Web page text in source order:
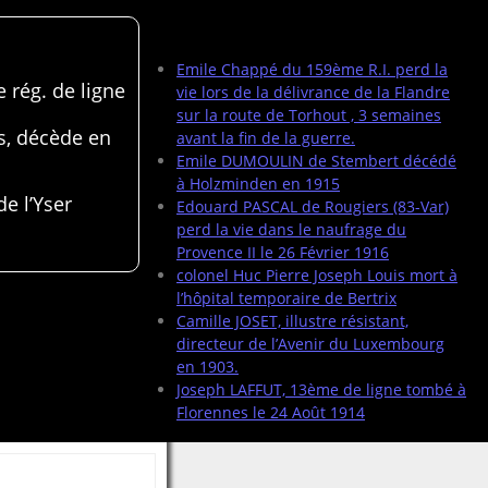
Emile Chappé du 159ème R.I. perd la
vie lors de la délivrance de la Flandre
sur la route de Torhout , 3 semaines
avant la fin de la guerre.
Emile DUMOULIN de Stembert décédé
à Holzminden en 1915
Edouard PASCAL de Rougiers (83-Var)
perd la vie dans le naufrage du
Provence II le 26 Février 1916
colonel Huc Pierre Joseph Louis mort à
l’hôpital temporaire de Bertrix
Camille JOSET, illustre résistant,
directeur de l’Avenir du Luxembourg
en 1903.
Joseph LAFFUT, 13ème de ligne tombé à
Florennes le 24 Août 1914
rég. de ligne
décède en
l’Yser